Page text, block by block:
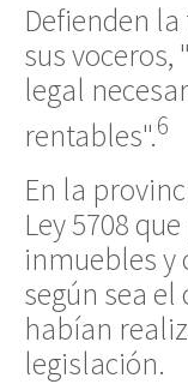
Defienden
sus
legal
rentables".6
En la
Ley 5708
inmuebles y
según sea el
habían
legislación.